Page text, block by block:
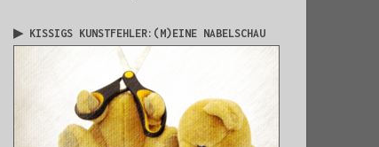
▶ KISSIGS KUNSTFEHLER:(M)EINE NABELSCHAU